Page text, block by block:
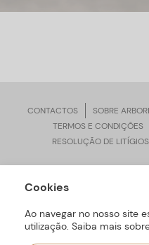
CONTACTOS SOBRE
TERMOS E CONDIÇÕES
RESOLUÇÃO DE LITÍGIOS
ARBORETTO © Todos os
Cookies
Ao navegar no nosso site
utilização. Saiba mais